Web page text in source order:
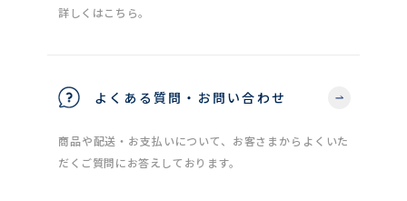
詳しくはこちら。
よくある質問・お問い合わせ
商品や配送・お支払いについて、お客さまからよくいた
だくご質問にお答えしております。